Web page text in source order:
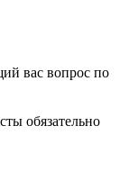
вас вопрос по
обязательно